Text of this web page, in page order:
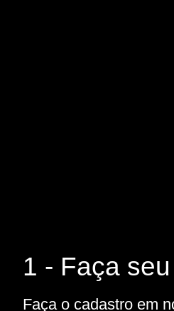
1 - Faça
Faça o cadastro em